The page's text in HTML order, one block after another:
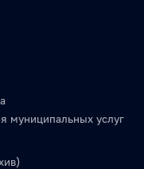
муниципальных услуг